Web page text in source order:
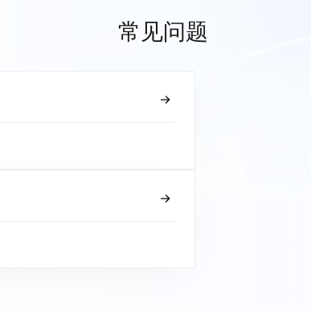
常见问题